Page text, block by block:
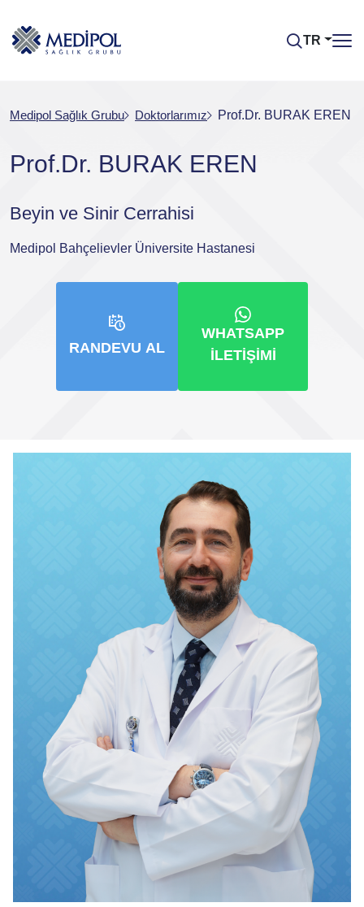
TR
Medipol Sağlık Grubu Doktorlarımız Prof.Dr. BURAK EREN
Prof.Dr. BURAK EREN
Beyin ve Sinir Cerrahisi
Medipol Bahçelievler Üniversite Hastanesi
RANDEVU AL
WHATSAPP
İLETIŞIMI